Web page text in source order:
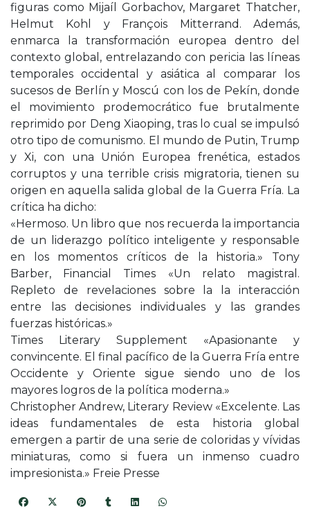
figuras como Mijaíl Gorbachov, Margaret Thatcher,
Helmut Kohl y François Mitterrand. Además,
enmarca la transformación europea dentro del
contexto global, entrelazando con pericia las líneas
temporales occidental y asiática al comparar los
sucesos de Berlín y Moscú con los de Pekín, donde
el movimiento prodemocrático fue brutalmente
reprimido por Deng Xiaoping, tras lo cual se impulsó
otro tipo de comunismo. El mundo de Putin, Trump
y Xi, con una Unión Europea frenética, estados
corruptos y una terrible crisis migratoria, tienen su
origen en aquella salida global de la Guerra Fría. La
crítica ha dicho:
«Hermoso. Un libro que nos recuerda la importancia
de un liderazgo político inteligente y responsable
en los momentos críticos de la historia.» Tony
Barber, Financial Times «Un relato magistral.
Repleto de revelaciones sobre la la interacción
entre las decisiones individuales y las grandes
fuerzas históricas.»
Times Literary Supplement «Apasionante y
convincente. El final pacífico de la Guerra Fría entre
Occidente y Oriente sigue siendo uno de los
mayores logros de la política moderna.»
Christopher Andrew, Literary Review «Excelente. Las
ideas fundamentales de esta historia global
emergen a partir de una serie de coloridas y vívidas
miniaturas, como si fuera un inmenso cuadro
impresionista.» Freie Presse